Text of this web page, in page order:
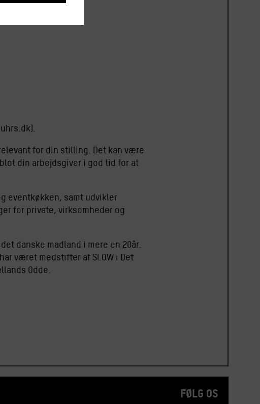
for din stilling. Det kan være
din arbejdsgiver i god tid for at
eventkøkken, samt udvikler
for private, virksomheder og
danske madland i mere en 20år.
været medstifter af SLOW i Det
Odde.
FØLG OS